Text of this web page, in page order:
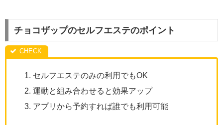
チョコザップのセルフエステのポイント
セルフエステのみの利用でもOK
運動と組み合わせると効果アップ
アプリから予約すれば誰でも利用可能